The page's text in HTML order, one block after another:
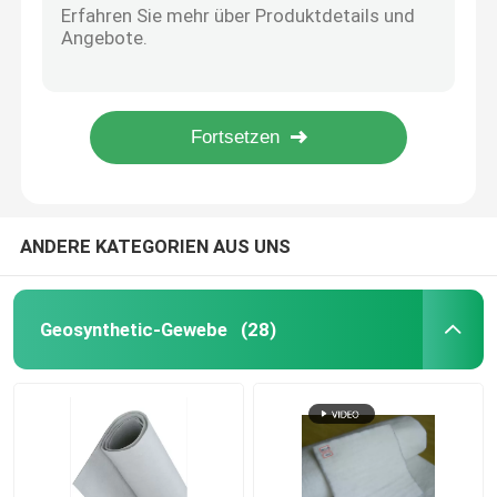
Geofabric-Sandsäcke
HDPE maserte Geomembrane
Plastikentwässerungs-Brett
Geosynthetic Clay Liner
ANDERE KATEGORIEN AUS UNS
Geosynthetic-Gewebe (28)